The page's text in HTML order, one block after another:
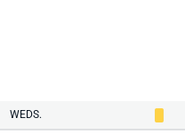
WEDS.